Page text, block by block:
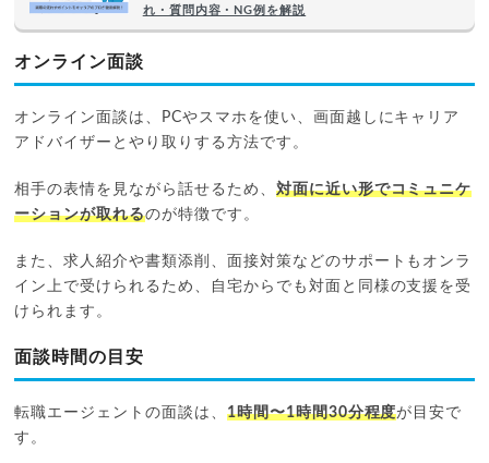
れ・質問内容・NG例を解説
オンライン面談
オンライン面談は、PCやスマホを使い、画面越しにキャリア
アドバイザーとやり取りする方法です。
相手の表情を見ながら話せるため、 対面に近い形でコミュニケ
ーションが取れるのが特徴です。
また、求人紹介や書類添削、面接対策などのサポートもオンラ
イン上で受けられるため、自宅からでも対面と同様の支援を受
けられます。
面談時間の目安
転職エージェントの面談は、 1時間〜1時間30分程度が目安で
す。